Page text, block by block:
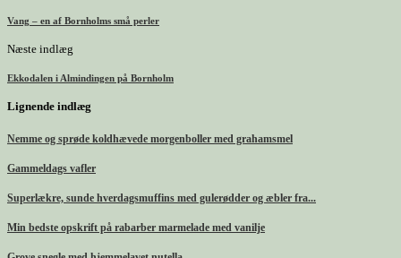
Vang – en af Bornholms små perler
Næste indlæg
Ekkodalen i Almindingen på Bornholm
Lignende indlæg
Nemme og sprøde koldhævede morgenboller med grahamsmel
Gammeldags vafler
Superlækre, sunde hverdagsmuffins med gulerødder og æbler fra...
Min bedste opskrift på rabarber marmelade med vanilje